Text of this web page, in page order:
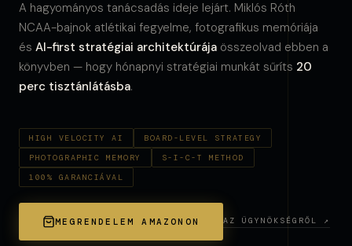
A hagyományos tanácsadás ideje lejárt. Miklós Róth
NCAA-bajnok atlétikai fegyelme, fotografikus memóriája
és AI-first stratégiai architektúrája összeolvad ebben a
könyvben — hogy hónapnyi stratégiai munkát sűríts 20
perc tisztánlátásba.
HIGH VELOCITY AI
BOARD-LEVEL STRATEGY
PHOTOGRAPHIC MEMORY
S-I-C-T METHOD
100% GARANCIÁVAL
MEGRENDELEM AMAZONON AZ ÜGYNÖKSÉGRŐL ↗